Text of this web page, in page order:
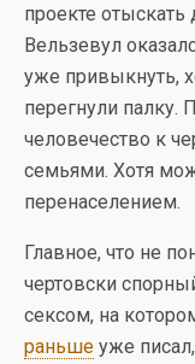
проекте отыскать
Вельзевул
уже привыкнуть,
перегнули палку.
человечество к
семьями. Хотя
перенаселением.
Главное, что не
чертовски
сексом, на
раньше уже